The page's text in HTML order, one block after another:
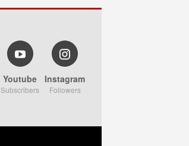
Youtube
Subscribers
Instagram
Followers